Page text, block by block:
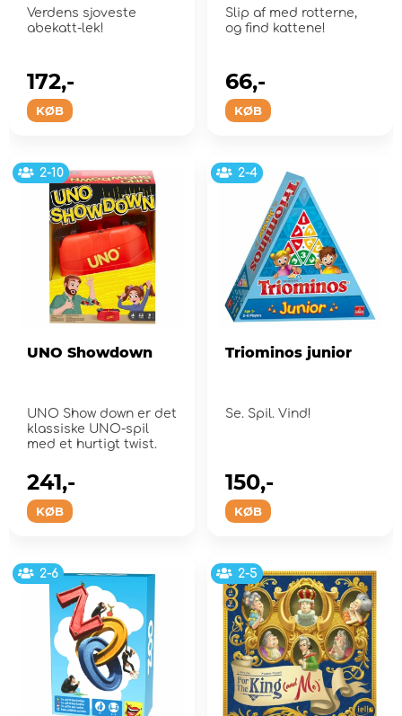
Verdens sjoveste
abekatt-lek!
KØB
172,-
Slip af med rotterne,
og find kattene!
KØB
66,-
2-10
UNO Showdown
UNO Show down er det
klassiske UNO-spil
med et hurtigt twist.
KØB
241,-
2-4
Triominos junior
Se. Spil. Vind!
KØB
150,-
2-6 2-5